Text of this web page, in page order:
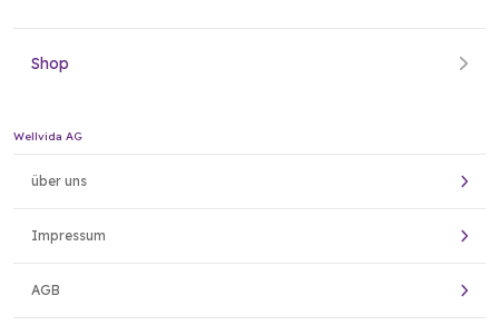
Shop
Wellvida AG
über uns
Impressum
AGB